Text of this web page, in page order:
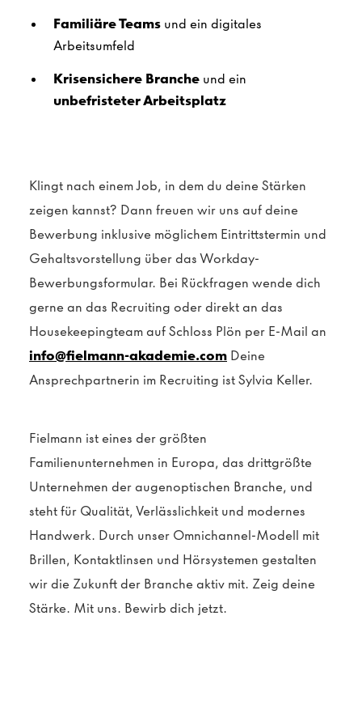
Familiäre Teams und ein digitales
Arbeitsumfeld
Krisensichere Branche und ein
unbefristeter Arbeitsplatz
Klingt nach einem Job, in dem du deine Stärken
zeigen kannst? Dann freuen wir uns auf deine
Bewerbung inklusive möglichem Eintrittstermin und
Gehaltsvorstellung über das Workday-
Bewerbungsformular. Bei Rückfragen wende dich
gerne an das Recruiting oder direkt an das
Housekeepingteam auf Schloss Plön per E-Mail an
info@fielmann-akademie.com Deine
Ansprechpartnerin im Recruiting ist Sylvia Keller.
Fielmann ist eines der größten
Familienunternehmen in Europa, das drittgrößte
Unternehmen der augenoptischen Branche, und
steht für Qualität, Verlässlichkeit und modernes
Handwerk. Durch unser Omnichannel-Modell mit
Brillen, Kontaktlinsen und Hörsystemen gestalten
wir die Zukunft der Branche aktiv mit. Zeig deine
Stärke. Mit uns. Bewirb dich jetzt.